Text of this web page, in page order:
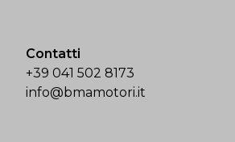
Contatti
+39 041 502 8173
info@bmamotori.it